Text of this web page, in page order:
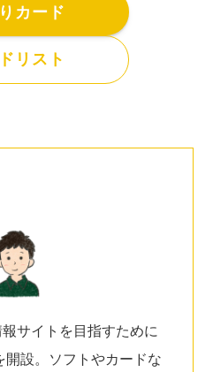
カード
リスト
サイトを目指すために
開設。ソフトやカードな